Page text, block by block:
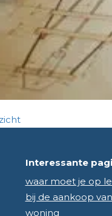
Interessante
waar moet je op
bij de aankoop
woning